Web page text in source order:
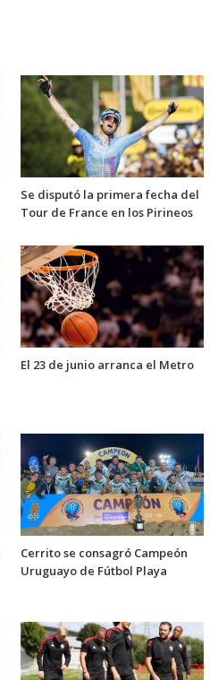
Se disputó la primera fecha del
Tour de France en los Pirineos
El 23 de junio arranca el Metro
Cerrito se consagró Campeón
Uruguayo de Fútbol Playa